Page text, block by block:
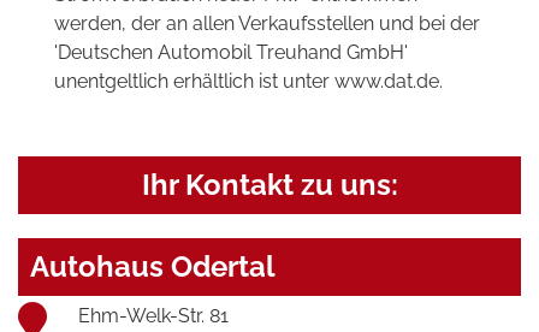
werden, der an allen Verkaufsstellen und bei der
'Deutschen Automobil Treuhand GmbH'
unentgeltlich erhältlich ist unter www.dat.de.
Ihr Kontakt zu uns:
Autohaus Odertal
Ehm-Welk-Str. 81